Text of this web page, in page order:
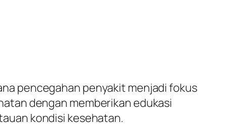
pencegahan penyakit menjadi fokus
dengan memberikan edukasi
kondisi kesehatan.